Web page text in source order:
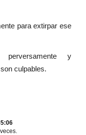
para extirpar ese
y
culpables.